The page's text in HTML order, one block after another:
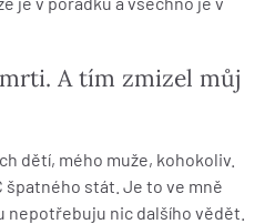
A tím zmizel můj
dětí, mého muže, kohokoliv.
špatného stát. Je to ve mně
nepotřebuju nic dalšího vědět.